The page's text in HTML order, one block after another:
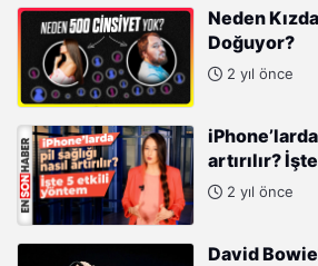
Neden
Doğuyor?
2 yıl önce
artırılır?
2 yıl önce
David